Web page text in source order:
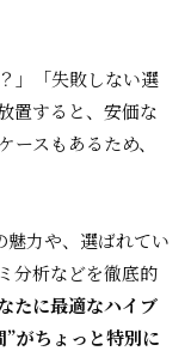
」「失敗しない選
置すると、安価な
スもあるため、
魅力や、選ばれてい
分析などを徹底的
たに最適なハイブ
がちょっと特別に